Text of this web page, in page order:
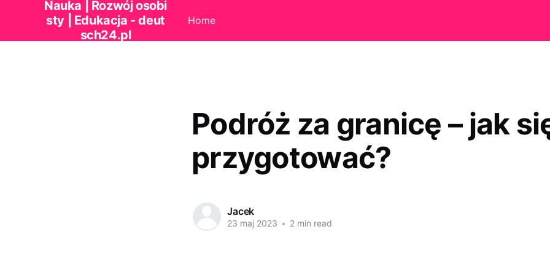
Nauka | Rozwój osobi
sty | Edukacja - deut
sch24.pl
Home
Podróż za granicę – jak
przygotować?
Jacek
23 maj 2023 • 2 min read